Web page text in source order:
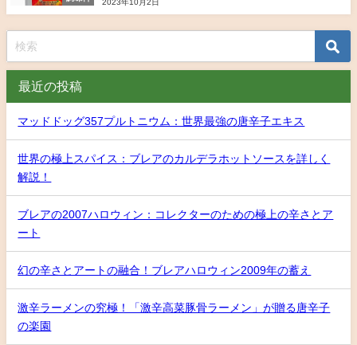
2023年10月2日
最近の投稿
マッドドッグ357プルトニウム：世界最強の唐辛子エキス
世界の極上スパイス：ブレアのカルデラホットソースを詳しく
解説！
ブレアの2007ハロウィン：コレクターのための極上の辛さとア
ート
幻の辛さとアートの融合！ブレアハロウィン2009年の蓄え
激辛ラーメンの究極！「激辛高菜豚骨ラーメン」が贈る唐辛子
の楽園